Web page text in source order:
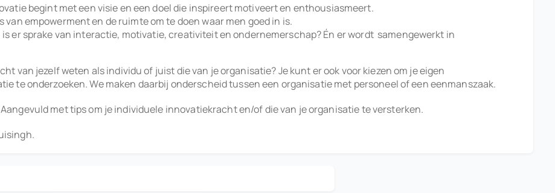
begint met een visie en een doel die inspireert motiveert en enthousiasmeert.
van empowerment en de ruimte om te doen waar men goed in is.
is er sprake van interactie, motivatie, creativiteit en ondernemerschap? Én er wordt samengewerkt in
van jezelf weten als individu of juist die van je organisatie? Je kunt er ook voor kiezen om je eigen
te onderzoeken. We maken daarbij onderscheid tussen een organisatie met personeel of een eenmanszaak.
met tips om je individuele innovatiekracht en/of die van je organisatie te versterken.